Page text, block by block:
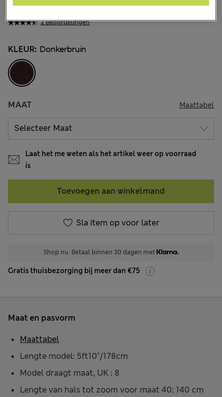
2 Beoordelingen
€180,00 Alle prijzen zijn inclusief btw en invoerrechten
KLEUR: Donkerbruin
MAAT Maattabel
Laat het me weten als het artikel weer op voorraad
is
Toevoegen aan winkelmand
Sla item op voor later
Shop nu. Betaal binnen 30 dagen met
Gratis thuisbezorging bij meer dan €75
Maat en pasvorm
Lengte model: 5ft10"/178cm
Model draagt maat, UK : 8
Lengte van hals tot zoom voor maat 40: 140 cm
Maattabel